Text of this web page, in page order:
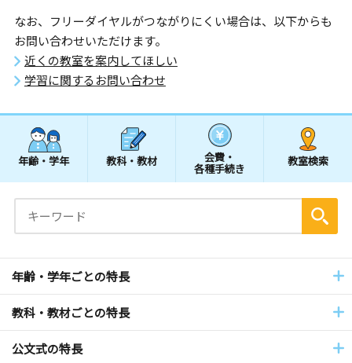
なお、フリーダイヤルがつながりにくい場合は、以下からも
お問い合わせいただけます。
近くの教室を案内してほしい
学習に関するお問い合わせ
年齢・学年 教科・教材 会費・
各種手続き
教室検索
年齢・学年ごとの特長
教科・教材ごとの特長
公文式の特長